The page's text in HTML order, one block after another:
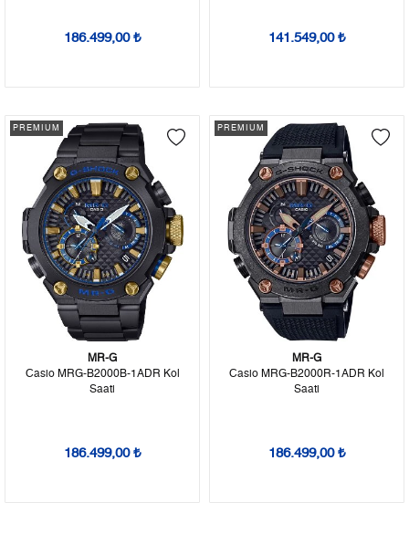
186.499,00 ₺ 141.549,00 ₺
PREMIUM
MR-G
Casio MRG-B2000B-1ADR Kol
Saati
186.499,00 ₺
PREMIUM
MR-G
Casio MRG-B2000R-1ADR Kol
Saati
186.499,00 ₺